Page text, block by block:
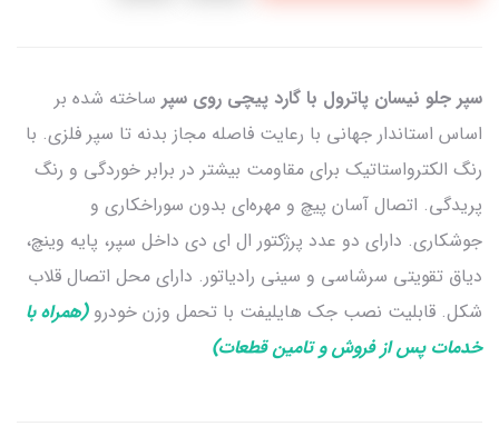
سپر جلو نیسان پاترول با گارد پیچی روی سپر ساخته شده بر
اساس استاندار جهانی با رعایت فاصله مجاز بدنه تا سپر فلزی. با
رنگ الکترواستاتیک برای مقاومت بیشتر در برابر خوردگی و رنگ
پریدگی. اتصال آسان پیچ و مهره‌ای بدون سوراخکاری و
جوشکاری. دارای دو عدد پرژکتور ال ای دی داخل سپر، پایه وینچ،
دیاق تقویتی سرشاسی و سینی رادیاتور. دارای محل اتصال قلاب
شکل. قابلیت نصب جک هایلیفت با تحمل وزن خودرو(همراه با
خدمات پس از فروش و تامین قطعات)